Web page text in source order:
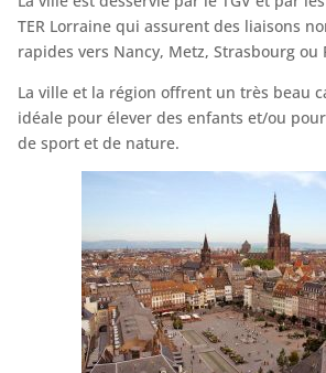
TER Lorraine qui assurent des liaisons
rapides vers Nancy, Metz, Strasbourg ou
La ville et la région offrent un très beau
idéale pour élever des enfants et/ou
de sport et de nature.